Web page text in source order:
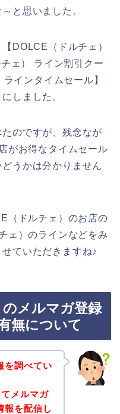
と思いました。
DOLCE（ドルチェ）
ェ） ライン割引クー
インタイムセール】
しました。
のですが、残念なが
がお得なタイムセール
うかは分かりません
（ドルチェ）のお店の
ェ）のラインなどをみ
ていただきますね♪
メルマガ登録
無について
を調べてい
メルマガ
報を配信し